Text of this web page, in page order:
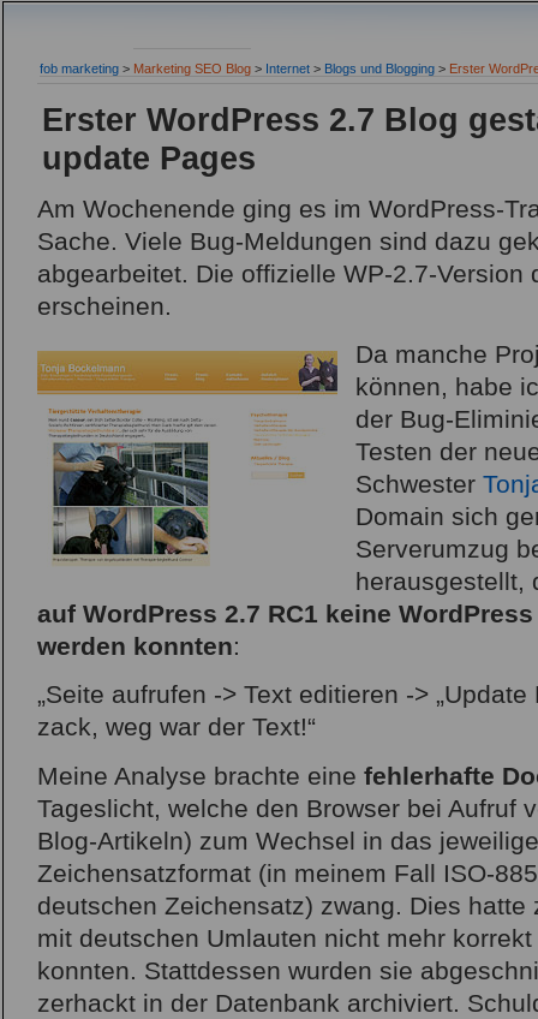
fob marketing > Marketing SEO Blog > Internet > Blogs und Blogging > Erster
Erster WordPress 2.7 Blog
update Pages
Am Wochenende ging es im WordPress-
Sache. Viele Bug-Meldungen sind dazu
abgearbeitet. Die offizielle WP-2.7-Version
erscheinen.
Da manche
können, habe
der Bug-
Testen der
Schwester
Domain sich
Serverumzug
herausgestellt,
auf WordPress 2.7 RC1 keine
werden konnten:
„Seite aufrufen -> Text editieren ->
zack, weg war der Text!“
Meine Analyse brachte eine fehlerhafte
Tageslicht, welche den Browser bei Aufruf
Blog-Artikeln) zum Wechsel in das
Zeichensatzformat (in meinem Fall ISO-
deutschen Zeichensatz) zwang. Dies hatte
mit deutschen Umlauten nicht mehr
konnten. Stattdessen wurden sie
zerhackt in der Datenbank archiviert.